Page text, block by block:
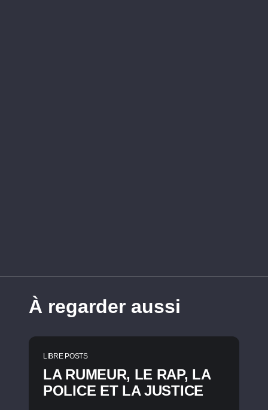
À regarder aussi
LIBRE POSTS
LA RUMEUR, LE RAP, LA
POLICE ET LA JUSTICE